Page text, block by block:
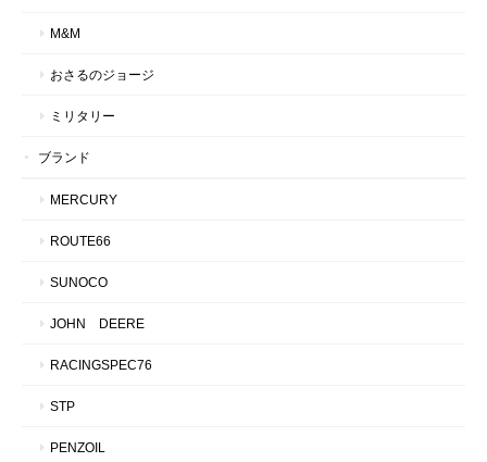
M&M
おさるのジョージ
ミリタリー
ブランド
MERCURY
ROUTE66
SUNOCO
JOHN DEERE
RACINGSPEC76
STP
PENZOIL